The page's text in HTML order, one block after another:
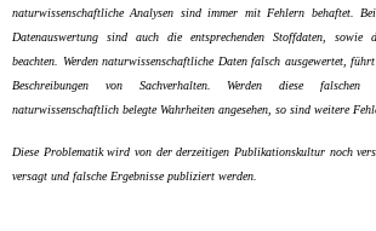
naturwissenschaftliche Analysen sind immer mit Fehlern behaftet.
Datenauswertung sind auch die entsprechenden Stoffdaten, sowie
beachten. Werden naturwissenschaftliche Daten falsch ausgewertet,
Beschreibungen von Sachverhalten. Werden diese falschen
naturwissenschaftlich belegte Wahrheiten angesehen, so sind weitere
Diese Problematik wird von der derzeitigen Publikationskultur noch
versagt und falsche Ergebnisse publiziert werden.